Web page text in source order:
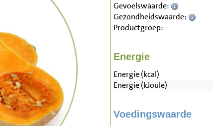
Gevoelswaarde:
Gezondheidswaarde:
Productgroep:
Energie
Energie (kcal)
Energie (kJoule)
Voedingswaarde